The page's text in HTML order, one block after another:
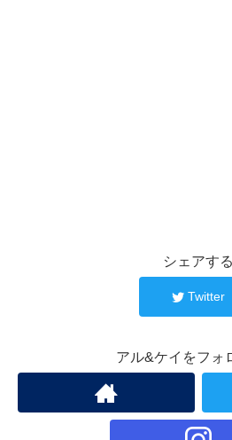
シェアする
Twitter
アル&ケイをフォ